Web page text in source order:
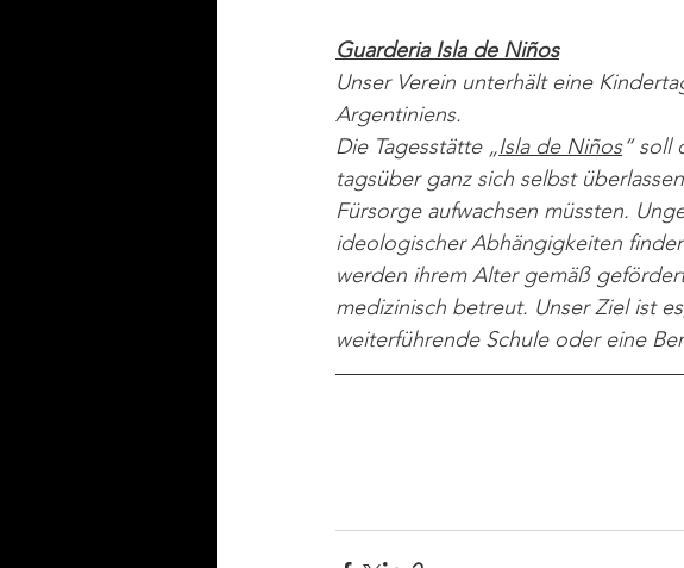
Guarderia Isla de Niños
Unser Verein unterhält eine
Argentiniens.
Die Tagesstätte „Isla de Niños“ soll
tagsüber ganz sich selbst
Fürsorge aufwachsen müssten.
ideologischer Abhängigkeiten
werden ihrem Alter gemäß
medizinisch betreut. Unser Ziel ist
weiterführende Schule oder eine